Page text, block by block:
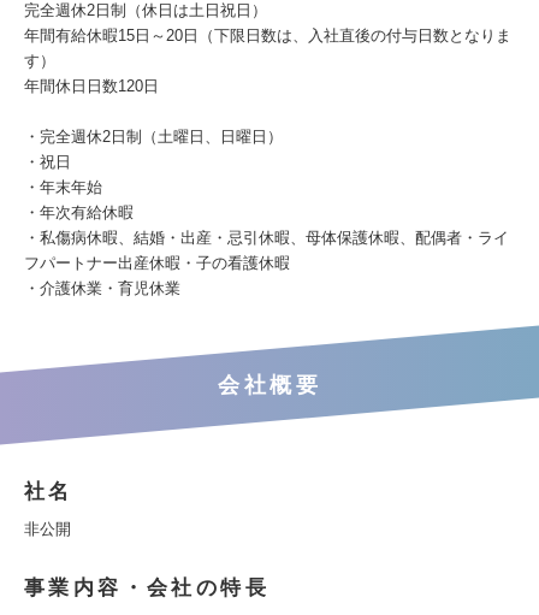
完全週休2日制（休日は土日祝日）
年間有給休暇15日～20日（下限日数は、入社直後の付与日数となりま
す）
年間休日日数120日
・完全週休2日制（土曜日、日曜日）
・祝日
・年末年始
・年次有給休暇
・私傷病休暇、結婚・出産・忌引休暇、母体保護休暇、配偶者・ライ
フパートナー出産休暇・子の看護休暇
・介護休業・育児休業
会社概要
社名
非公開
事業内容・会社の特長